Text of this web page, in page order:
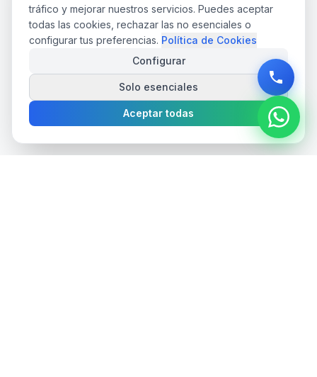
tráfico y mejorar nuestros servicios. Puedes aceptar
todas las cookies, rechazar las no esenciales o
configurar tus preferencias. Política de Cookies
Configurar
Solo esenciales
Aceptar todas